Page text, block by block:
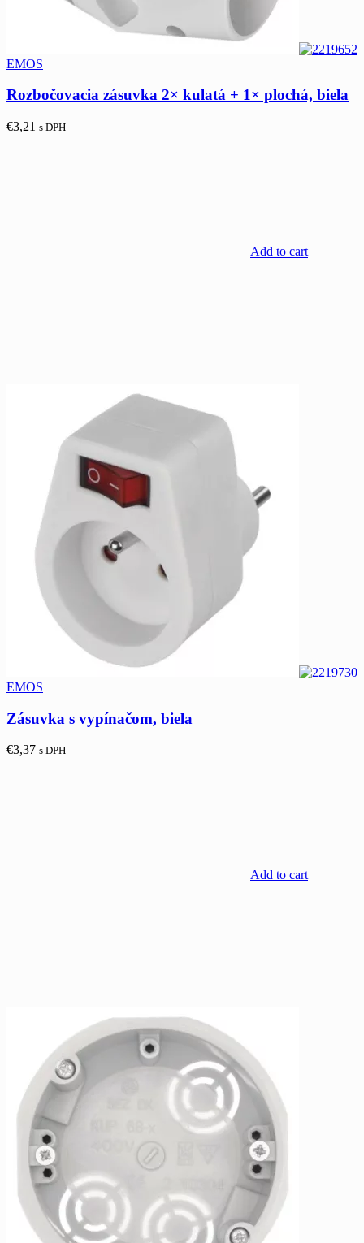
EMOS
Rozbočovacia zásuvka 2× kulatá + 1× plochá, biela
€3,21 s DPH
Add to cart
EMOS
Zásuvka s vypínačom, biela
€3,37 s DPH
Add to cart